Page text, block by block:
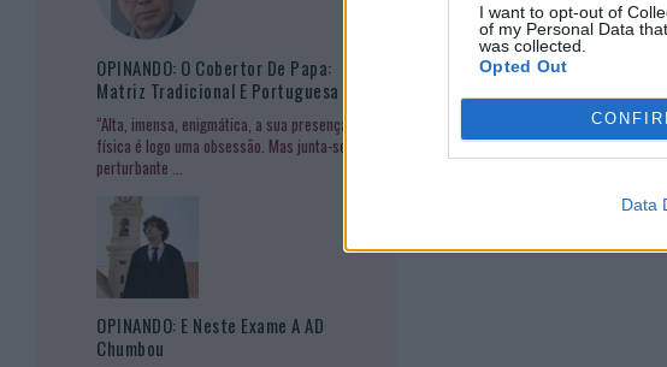
I want to opt-out of
of my Personal Data
was collected.
Opted Out
Data
OPINANDO: O Cobertor De Papa:
Matriz Tradicional E Portuguesa
“Alta, imensa, enigmática, a sua presença
física é logo uma obsessão. Mas junta-se à
perturbante ...
OPINANDO: E Neste Exame A AD
Chumbou